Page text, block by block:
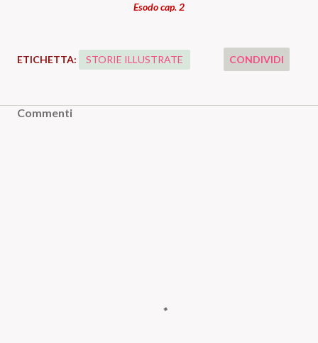
Esodo cap. 2
ETICHETTA: STORIE ILLUSTRATE CONDIVIDI
Commenti